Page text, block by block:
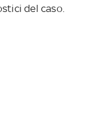
del caso.